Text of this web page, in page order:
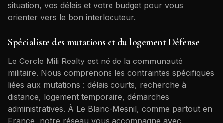
situation, vos délais et votre budget pour vous
orienter vers le bon interlocuteur.
Spécialiste des mutations et du logement Défense
Le Cercle Mili Realty est né de la communauté
militaire. Nous comprenons les contraintes spécifiques
liées aux mutations : délais courts, recherche à
distance, logement temporaire, démarches
administratives. À Le Blanc-Mesnil, comme partout en
France, notre réseau vous accompagne avec